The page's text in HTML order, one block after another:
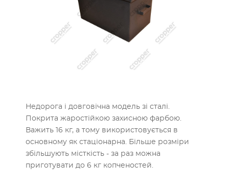
Недорога і довговічна модель зі сталі.
Покрита жаростійкою захисною фарбою.
Важить 16 кг, а тому використовується в
основному як стаціонарна. Більше розміри
збільшують місткість - за раз можна
приготувати до 6 кг копченостей.